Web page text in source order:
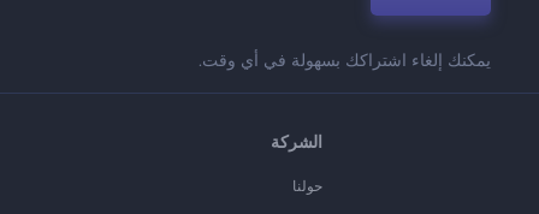
يمكنك إلغاء اشتراكك بسهولة في أي وقت.
الشركة
حولنا